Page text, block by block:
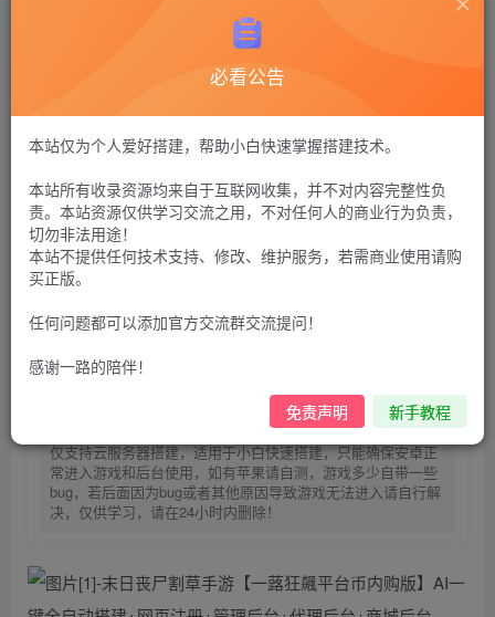
一路狂飙
或者易云搭建，其他服务器的导致问题自行解决，搭建出来后进不
去游戏联系Q群---736021860---GM游戏AI网---管理员《易云服务
器-https://123.yxjs.ltd/cart》。】
30 限时特惠
个人会员G币9.9
购买前请先看完新手教程,未认真看完一切问题自行解决
仅支持云服务器搭建，适用于小白快速搭建，只能确保安卓正
常进入游戏和后台使用，如有苹果请自测，游戏多少自带一些
bug，若后面因为bug或者其他原因导致游戏无法进入请自行解
决，仅供学习，请在24小时内删除！
付费资源
必看公告
本站仅为个人爱好搭建，帮助小白快速掌握搭建技术。
本站所有收录资源均来自于互联网收集，并不对内容完整性负
责。本站资源仅供学习交流之用，不对任何人的商业行为负责，
切勿非法用途！
本站不提供任何技术支持、修改、维护服务，若需商业使用请购
买正版。
任何问题都可以添加官方交流群交流提问！
感谢一路的陪伴！
免责声明 新手教程